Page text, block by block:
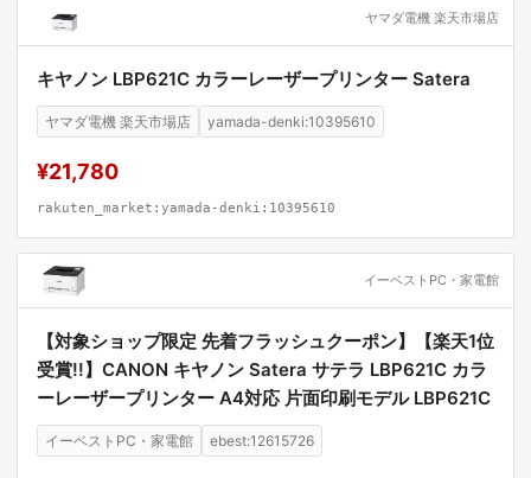
ヤマダ電機 楽天市場店
キヤノン LBP621C カラーレーザープリンター Satera
ヤマダ電機 楽天市場店 yamada-denki:10395610
¥21,780
rakuten_market:yamada-denki:10395610
イーベストPC・家電館
【対象ショップ限定 先着フラッシュクーポン】【楽天1位
受賞!!】CANON キヤノン Satera サテラ LBP621C カラ
ーレーザープリンター A4対応 片面印刷モデル LBP621C
イーベストPC・家電館 ebest:12615726